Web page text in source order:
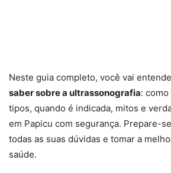
Neste guia completo, você vai
saber sobre a ultrassonografia:
tipos, quando é indicada, mitos e
em Papicu com segurança. Prepare-
todas as suas dúvidas e tomar a
saúde.